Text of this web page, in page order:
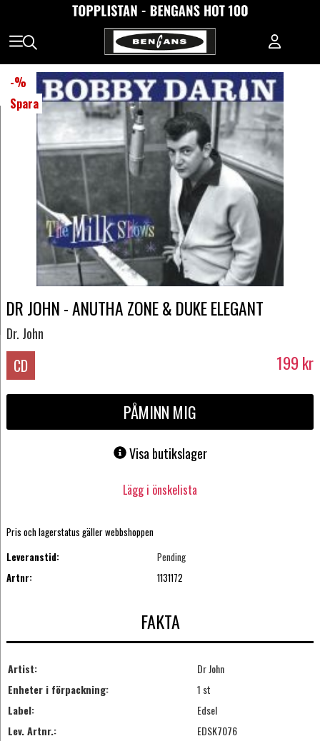
-%
Spara
DR JOHN - ANUTHA ZONE & DUKE ELEGANT
Dr. John
CD 199 kr
PÅMINN MIG
Visa butikslager
Lägg i önskelista
Pris och lagerstatus gäller webbshoppen
Leveranstid:
Pending
Artnr:
1131172
FAKTA
Artist:
Dr John
Enheter i förpackning:
1 st
Label:
Edsel
Lev. Artnr.:
EDSK7076